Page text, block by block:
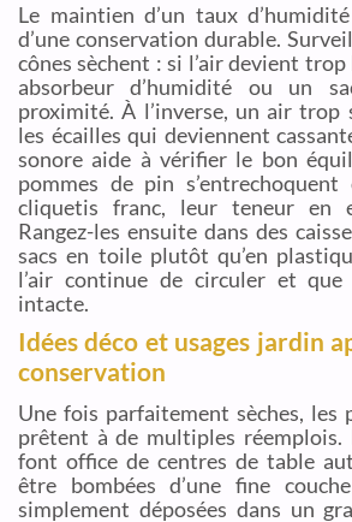
Le maintien d’un taux
d’une conservation durable.
cônes sèchent : si l’air devient
absorbeur d’humidité ou un
proximité. À l’inverse, un air trop
les écailles qui deviennent
sonore aide à vérifier le bon
pommes de pin
cliquetis franc, leur teneur en
Rangez-les ensuite dans des
sacs en toile plutôt qu’en
l’air continue de circuler et
intacte.
Idées déco et usages jardin
conservation
Une fois parfaitement sèches, les
prêtent à de multiples réemplois.
font office de centres de table
être bombées d’une fine
simplement déposées dans un